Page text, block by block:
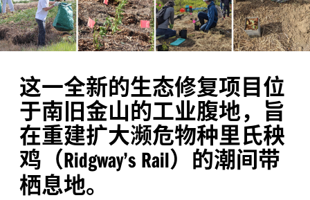
这一全新的生态修复项目位
于南旧金山的工业腹地，旨
在重建扩大濒危物种里氏秧
鸡（Ridgway’s Rail）的潮间带
栖息地。